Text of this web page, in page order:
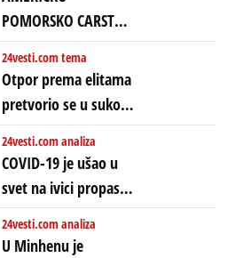
uvodi eru
energetskog haosa,
finansijskih
previranja i kolapsa
starog poretka
POMORSKO CARSTVO
PROTIV KINESKOG
KOPNENOG SVETA:
Rat u Iranu je rat za
globalne preferencije
24vesti.com tema
Otpor prema elitama
pretvorio se u sukob
između običnih ljudi:
ZAŠTO SE DEŠAVA
EKSTREMNA
POLARIZACIJA?
24vesti.com analiza
COVID-19 je ušao u
svet na ivici propasti,
ubio milione, ali je
spasao sistem
24vesti.com analiza
U Minhenu je